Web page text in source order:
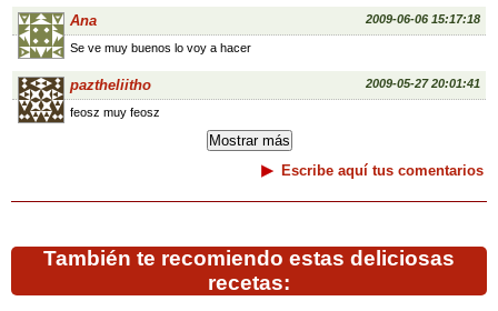
Ana 2009-06-06 15:17:18
Se ve muy buenos lo voy a hacer
paztheliitho 2009-05-27 20:01:41
feosz muy feosz
Escribe aquí tus comentarios
También te recomiendo estas deliciosas
recetas: